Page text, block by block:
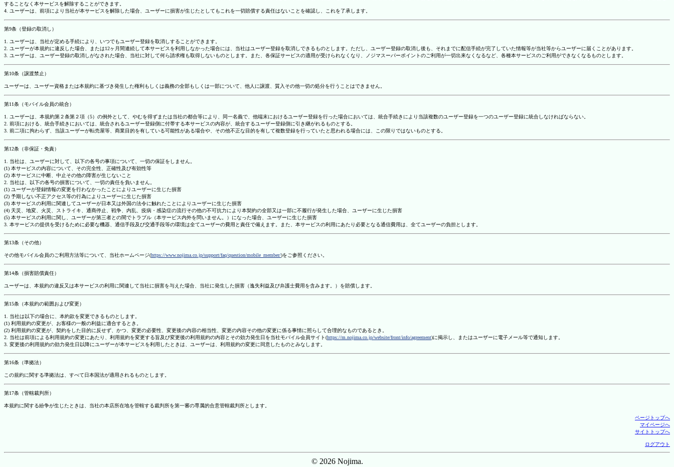
することなく本サービスを解除することができます。
4. ユーザーは、前項により当社が本サービスを解除した場合、ユーザーに損害が生じたとしてもこれを一切賠償する責任はないことを確認し、これを了承します。
第9条（登録の取消し）
1. ユーザーは、当社が定める手続により、いつでもユーザー登録を取消しすることができます。
2. ユーザーが本規約に違反した場合、または12ヶ月間連続して本サービスを利用しなかった場合には、当社はユーザー登録を取消しできるものとします。ただし、ユーザー登録の取消し後も、それまでに配信手続が完了していた情報等が当社等からユーザーに届くことがあります。
3. ユーザーは、ユーザー登録の取消しがなされた場合、当社に対して何ら請求権も取得しないものとします。また、各保証サービスの適用が受けられなくなり、ノジマスーパーポイントのご利用が一切出来なくなるなど、各種本サービスのご利用ができなくなるものとします。
第10条（譲渡禁止）
ユーザーは、ユーザー資格または本規約に基づき発生した権利もしくは義務の全部もしくは一部について、他人に譲渡、質入その他一切の処分を行うことはできません。
第11条（モバイル会員の統合）
1. ユーザーは、本規約第２条第２項（5）の例外として、やむを得ずまたは当社の都合等により、同一名義で、他端末におけるユーザー登録を行った場合においては、統合手続きにより当該複数のユーザー登録を一つのユーザー登録に統合しなければならない。
2. 前項における、統合手続きにおいては、統合されるユーザー登録側に付帯する本サービスの内容が、統合するユーザー登録側に引き継がれるものとする。
3. 前二項に拘わらず、当該ユーザーが転売屋等、商業目的を有している可能性がある場合や、その他不正な目的を有して複数登録を行っていたと思われる場合には、この限りではないものとする。
第12条（非保証・免責）
1. 当社は、ユーザーに対して、以下の各号の事項について、一切の保証をしません。
(1) 本サービスの内容について、その完全性、正確性及び有効性等
(2) 本サービスに中断、中止その他の障害が生じないこと
2. 当社は、以下の各号の損害について、一切の責任を負いません。
(1) ユーザーが登録情報の変更を行わなかったことによりユーザーに生じた損害
(2) 予期しない不正アクセス等の行為によりユーザーに生じた損害
(3) 本サービスの利用に関連してユーザーが日本又は外国の法令に触れたことによりユーザーに生じた損害
(4) 天災、地変、火災、ストライキ、通商停止、戦争、内乱、疫病・感染症の流行その他の不可抗力により本契約の全部又は一部に不履行が発生した場合、ユーザーに生じた損害
(5) 本サービスの利用に関し、ユーザーが第三者との間でトラブル（本サービス内外を問いません。）になった場合、ユーザーに生じた損害
3. 本サービスの提供を受けるために必要な機器、通信手段及び交通手段等の環境は全てユーザーの費用と責任で備えます。また、本サービスの利用にあたり必要となる通信費用は、全てユーザーの負担とします。
第13条（その他）
その他モバイル会員のご利用方法等について、当社ホームページ(https://www.nojima.co.jp/support/faq/question/mobile_member/)をご参照ください。
第14条（損害賠償責任）
ユーザーは、本規約の違反又は本サービスの利用に関連して当社に損害を与えた場合、当社に発生した損害（逸失利益及び弁護士費用を含みます。）を賠償します。
第15条（本規約の範囲および変更）
1. 当社は以下の場合に、本約款を変更できるものとします。
(1) 利用規約の変更が、お客様の一般の利益に適合するとき。
(2) 利用規約の変更が、契約をした目的に反せず、かつ、変更の必要性、変更後の内容の相当性、変更の内容その他の変更に係る事情に照らして合理的なものであるとき。
2. 当社は前項による利用規約の変更にあたり、利用規約を変更する旨及び変更後の利用規約の内容とその効力発生日を当社モバイル会員サイト(https://m.nojima.co.jp/website/front/info/agreement)に掲示し、またはユーザーに電子メール等で通知します。
3. 変更後の利用規約の効力発生日以降にユーザーが本サービスを利用したときは、ユーザーは、利用規約の変更に同意したものとみなします。
第16条（準拠法）
この規約に関する準拠法は、すべて日本国法が適用されるものとします。
第17条（管轄裁判所）
本規約に関する紛争が生じたときは、当社の本店所在地を管轄する裁判所を第一審の専属的合意管轄裁判所とします。
ページトップへ
マイページへ
サイトトップへ
ログアウト
© 2026 Nojima.